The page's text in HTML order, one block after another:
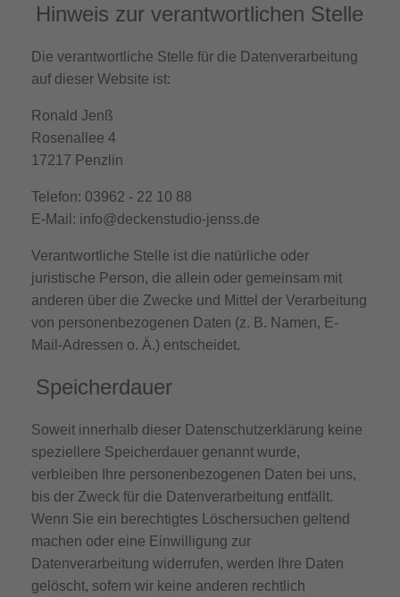
Hinweis zur verantwortlichen Stelle
Die verantwortliche Stelle für die Datenverarbeitung
auf dieser Website ist:
Ronald Jenß
Rosenallee 4
17217 Penzlin
Telefon: 03962 - 22 10 88
E-Mail: info@deckenstudio-jenss.de
Verantwortliche Stelle ist die natürliche oder
juristische Person, die allein oder gemeinsam mit
anderen über die Zwecke und Mittel der Verarbeitung
von personenbezogenen Daten (z. B. Namen, E-
Mail-Adressen o. Ä.) entscheidet.
Speicherdauer
Soweit innerhalb dieser Datenschutzerklärung keine
speziellere Speicherdauer genannt wurde,
verbleiben Ihre personenbezogenen Daten bei uns,
bis der Zweck für die Datenverarbeitung entfällt.
Wenn Sie ein berechtigtes Löschersuchen geltend
machen oder eine Einwilligung zur
Datenverarbeitung widerrufen, werden Ihre Daten
gelöscht, sofern wir keine anderen rechtlich